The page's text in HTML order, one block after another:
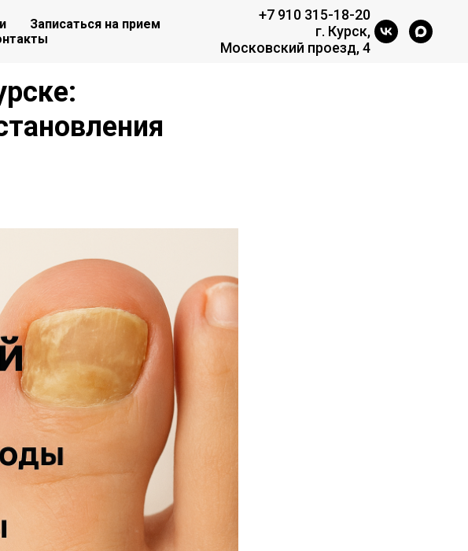
Записаться на прием
+7 910 315-18-20
г. Курск,
Московский проезд, 4